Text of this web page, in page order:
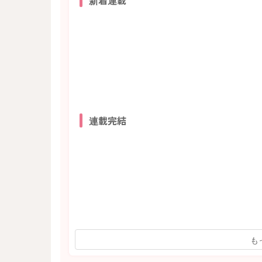
連載完結
も